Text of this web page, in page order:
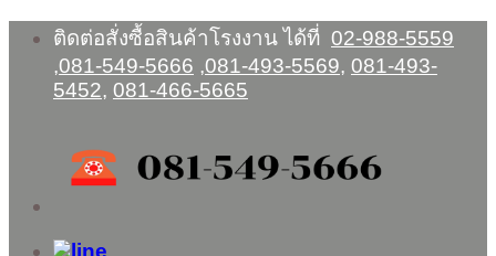
Skip
content
ติดต่อสั่งซื้อสินค้าโรงงาน ได้ที่ 02-988-5559
,081-549-5666 ,081-493-5569, 081-493-
5452, 081-466-5665